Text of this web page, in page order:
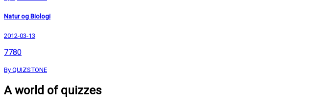
Natur og Biologi
2012-03-13
7780
By QUIZSTONE
A world of quizzes